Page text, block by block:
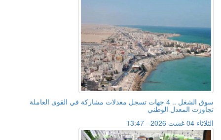
سوق الشغل .. 4 جهات تسجل معدلات مشاركة في القوى العاملة
تجاوزت المعدل الوطني
الثلاثاء 04 غشت 2026 - 13:47